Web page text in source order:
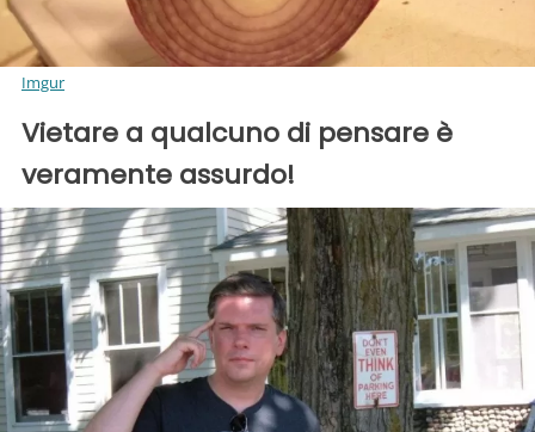
Imgur
Vietare a qualcuno di pensare è
veramente assurdo!